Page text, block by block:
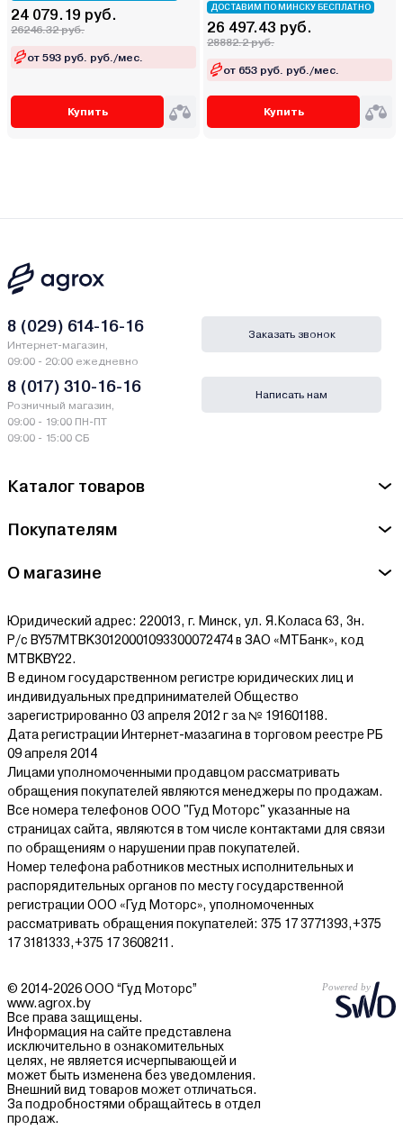
24 079.19 руб.
26246.32 руб.
от 593 руб. руб./мес.
Купить
ДОСТАВИМ ПО МИНСКУ БЕСПЛАТНО
26 497.43 руб.
28882.2 руб.
от 653 руб. руб./мес.
Купить
Каталог товаров
Покупателям
О магазине
Юридический адрес: 220013, г. Минск, ул. Я.Коласа 63, 3н.
Р/с BY57MTBK30120001093300072474 в ЗАО «МТБанк», код
MTBKBY22.
В едином государственном регистре юридических лиц и
индивидуальных предпринимателей Общество
зарегистрированно 03 апреля 2012 г за № 191601188.
Дата регистрации Интернет-мазагина в торговом реестре РБ
09 апреля 2014
Лицами уполномоченными продавцом рассматривать
обращения покупателей являются менеджеры по продажам.
Все номера телефонов ООО "Гуд Моторс" указанные на
страницах сайта, являются в том числе контактами для связи
по обращениям о нарушении прав покупателей.
Номер телефона работников местных исполнительных и
распорядительных органов по месту государственной
регистрации ООО «Гуд Моторс», уполномоченных
рассматривать обращения покупателей: 375 17 3771393,+375
17 3181333,+375 17 3608211.
8 (029) 614-16-16
Интернет-магазин,
09:00 - 20:00 ежедневно
8 (017) 310-16-16
Розничный магазин,
09:00 - 19:00 ПН-ПТ
09:00 - 15:00 СБ
Заказать звонок
Написать нам
© 2014-2026 ООО “Гуд Моторс”
www.agrox.by
Все права защищены.
Информация на сайте представлена
исключительно в ознакомительных
целях, не является исчерпывающей и
может быть изменена без уведомления.
Внешний вид товаров может отличаться.
За подробностями обращайтесь в отдел
продаж.